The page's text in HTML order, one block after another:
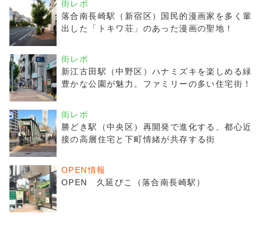
街レポ
落合南長崎駅（新宿区）国民的漫画家を多く輩
出した「トキワ荘」のあった漫画の聖地！
街レポ
新江古田駅（中野区）ハナミズキを楽しめる緑
豊かな公園が魅力。ファミリーの多い住宅街！
街レポ
勝どき駅（中央区）再開発で進化する、都心近
接の高層住宅と下町情緒が共存する街
OPEN情報
OPEN 久延びこ（落合南長崎駅）